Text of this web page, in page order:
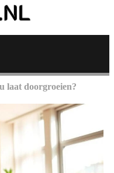
laat doorgroeien?